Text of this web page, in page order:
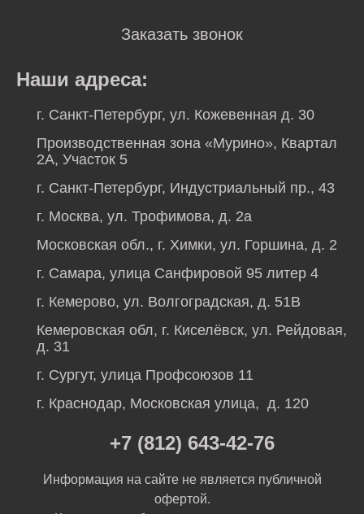
Заказать звонок
Наши адреса:
г. Санкт-Петербург, ул. Кожевенная д. 30
Производственная зона «Мурино», Квартал
2А, Участок 5
г. Санкт-Петербург, Индустриальный пр., 43
г. Москва, ул. Трофимова, д. 2а
Московская обл., г. Химки, ул. Горшина, д. 2
г. Самара, улица Санфировой 95 литер 4
г. Кемерово, ул. Волгоградская, д. 51В
Кемеровская обл, г. Киселёвск, ул. Рейдовая,
д. 31
г. Сургут, улица Профсоюзов 11
г. Краснодар, Московская улица, д. 120
+7 (812) 643-42-76
Информация на сайте не является публичной
офертой.